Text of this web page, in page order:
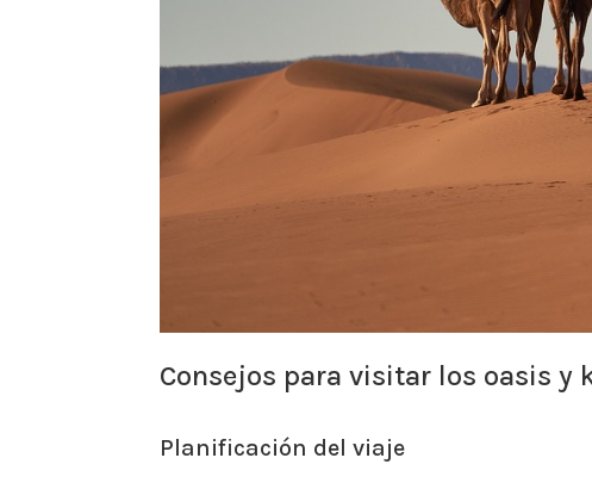
Consejos para visitar los oasis y
Planificación del viaje